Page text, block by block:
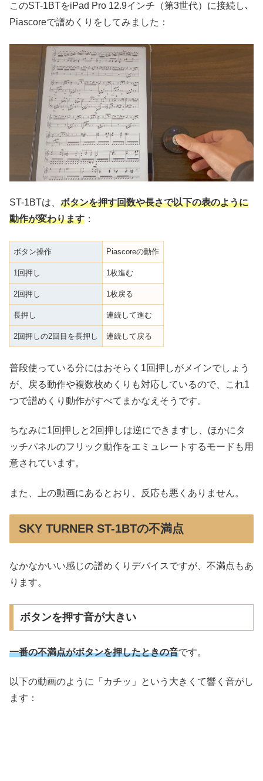
このST-1BTをiPad Pro 12.9インチ（第3世代）に接続し､
Piascoreで譜めくりをしてみました：
ST-1BTは、 ボタンを押す回数や長さで以下の表のように
動作が変わります ：
ボタン操作 Piascoreの動作
1回押し 1枚進む
2回押し 1枚戻る
長押し 連続して進む
2回押しの2回目を長押し 連続して戻る
普段使っている分にはおそらく1回押しがメインでしょう
が、戻る動作や複数枚めくりも対応しているので、これ1
つで譜めくり動作がすべてまかなえそうです。
ちなみに1回押しと2回押しは逆にできますし、ほかにタ
ッチパネルのフリック動作をエミュレートするモードも用
意されています。
また、上の動画にあるとおり、反応も悪くありません。
SKY TURNER ST-1BTの不満点
なかなかいい感じの譜めくりデバイスですが、不満点もあ
ります。
ボタンを押す音が大きい
一番の不満点がボタンを押したときの音です。
以下の動画のように「カチッ」という大きくて響く音がし
ます：